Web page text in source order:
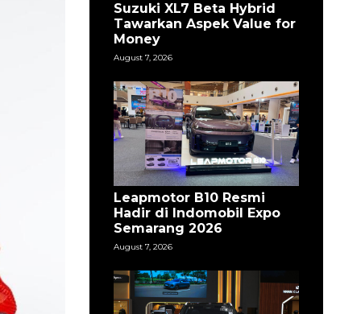
Suzuki XL7 Beta Hybrid
Tawarkan Aspek Value for
Money
August 7, 2026
Leapmotor B10 Resmi
Hadir di Indomobil Expo
Semarang 2026
August 7, 2026